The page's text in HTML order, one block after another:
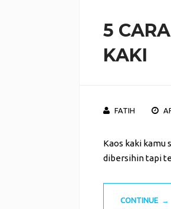
5
KAKI
FATIH
Kaos kaki kamu
dibersihin tapi
CONTINUE →